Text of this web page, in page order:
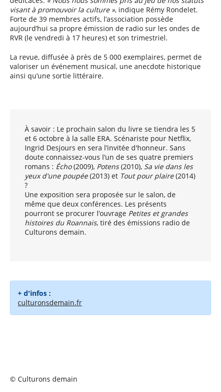
visant à promouvoir la culture », indique Rémy Rondelet.
Forte de 39 membres actifs, l’association possède
aujourd’hui sa propre émission de radio sur les ondes de
RVR (le vendredi à 17 heures) et son trimestriel.
La revue, diffusée à près de 5 000 exemplaires, permet de
valoriser un événement musical, une anecdote historique
ainsi qu’une sortie littéraire.
À savoir : Le prochain salon du livre se tiendra les 5
et 6 octobre à la salle ERA. Scénariste pour Netflix,
Ingrid Desjours en sera l’invitée d'honneur. Sans
doute connaissez-vous l’un de ses quatre premiers
romans : Écho(2009), Potens(2010), Sa vie dans les
yeux d'une poupée(2013) et Tout pour plaire(2014)
?
Une exposition sera proposée sur le salon, de
même que deux conférences. Les présents
pourront se procurer l’ouvrage Petites et grandes
histoires du Roannais, tiré des émissions radio de
Culturons demain.
+ d'infos :
culturonsdemain.fr
© Culturons demain